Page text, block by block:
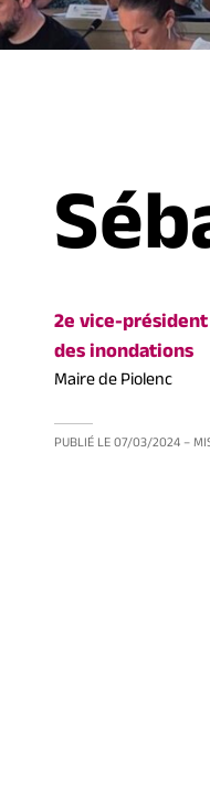
2e vice-
des inondations
Maire de Piolenc
PUBLIÉ LE07/03/2024 –